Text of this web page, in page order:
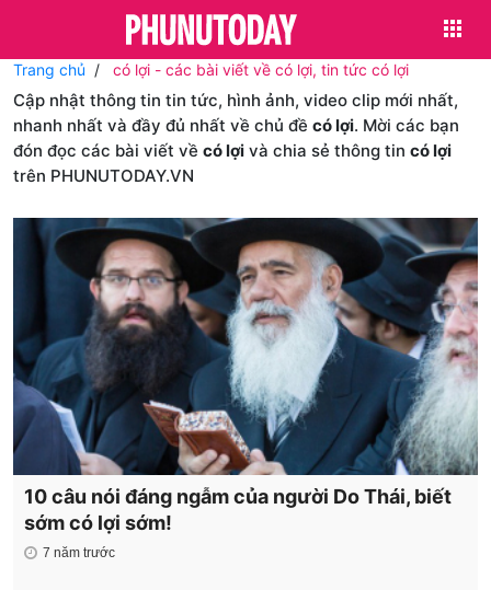
Trang chủ có lợi - các bài viết về có lợi, tin tức có lợi
Cập nhật thông tin tin tức, hình ảnh, video clip mới nhất,
nhanh nhất và đầy đủ nhất về chủ đề có lợi. Mời các bạn
đón đọc các bài viết về có lợi và chia sẻ thông tin có lợi
trên PHUNUTODAY.VN
10 câu nói đáng ngẫm của người Do Thái, biết
sớm có lợi sớm!
7 năm trước